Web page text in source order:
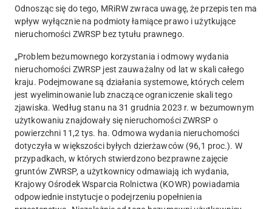
Odnosząc się do tego, MRiRW zwraca uwagę, że przepis ten ma
wpływ wyłącznie na podmioty łamiące prawo i użytkujące
nieruchomości ZWRSP bez tytułu prawnego.
„Problem bezumownego korzystania i odmowy wydania
nieruchomości ZWRSP jest zauważalny od lat w skali całego
kraju. Podejmowane są działania systemowe, których celem
jest wyeliminowanie lub znaczące ograniczenie skali tego
zjawiska.Według stanu na 31 grudnia 2023 r. w bezumownym
użytkowaniu znajdowały się nieruchomości ZWRSP o
powierzchni 11,2 tys. ha.Odmowa wydania nieruchomości
dotyczyła w większości byłych dzierżawców (96,1 proc.). W
przypadkach, w których stwierdzono bezprawne zajęcie
gruntów ZWRSP, a użytkownicy odmawiają ich wydania,
Krajowy Ośrodek Wsparcia Rolnictwa (KOWR) powiadamia
odpowiednie instytucje o podejrzeniu popełnienia